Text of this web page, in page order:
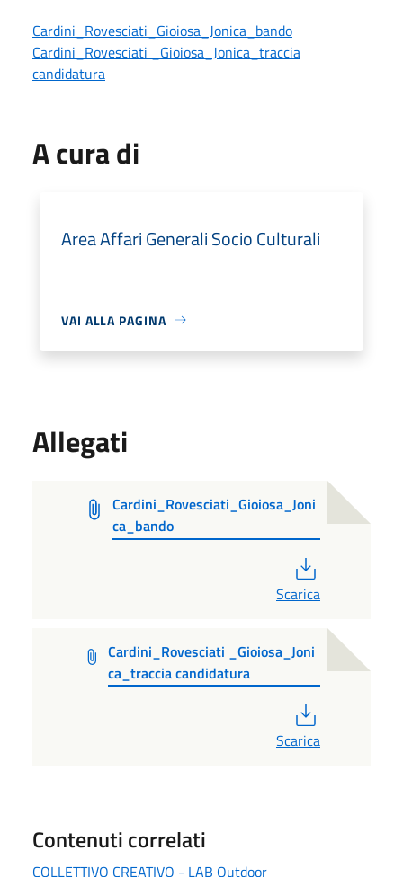
Cardini_Rovesciati_Gioiosa_Jonica_bando
Cardini_Rovesciati _Gioiosa_Jonica_traccia
candidatura
A cura di
Area Affari Generali Socio Culturali
VAI ALLA PAGINA
Allegati
Cardini_Rovesciati_Gioiosa_Joni
ca_bando
Scarica
Cardini_Rovesciati _Gioiosa_Joni
ca_traccia candidatura
Scarica
Contenuti correlati
COLLETTIVO CREATIVO - LAB Outdoor